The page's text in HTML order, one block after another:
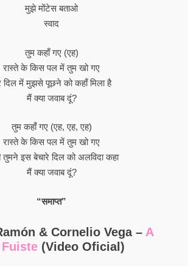
मुझे मोंटेस बताओ
स्वाद
तुम कहाँ गए (एह)
रास्ते के किस पल में तुम खो गए
दिल में मुझसे पूछने को कहाँ मिला है
मैं क्या जवाब दूं?
तुम कहाँ गए (एह, एह, एह)
रास्ते के किस पल में तुम खो गए
तुमने इस बेचारे दिल को अलविदा कहा
मैं क्या जवाब दूं?
“समाप्त”
& Cornelio Vega – A
Fuiste(Video Oficial)